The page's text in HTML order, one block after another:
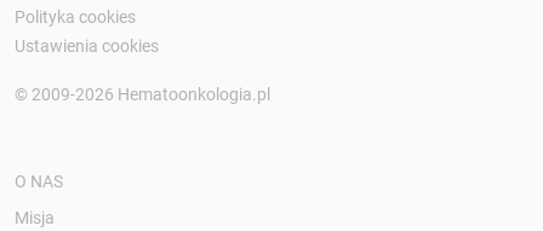
Polityka cookies
Ustawienia cookies
© 2009-2026 Hematoonkologia.pl
O NAS
Misja